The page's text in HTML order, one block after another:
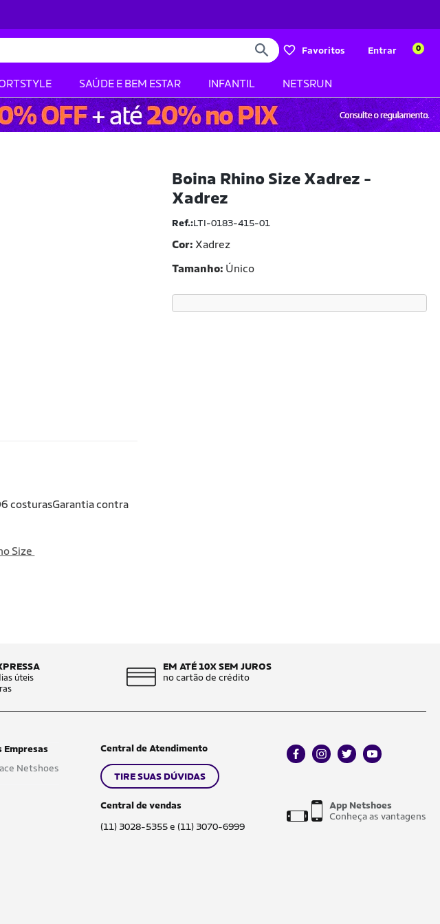
Favoritos Entrar 0
SAÚDE E BEM ESTAR INFANTIL NETSRUN
Boina Rhino Size Xadrez -
Xadrez
Ref.:LTI-0183-415-01
Cor: Xadrez
Tamanho Único
costurasGarantia contra
Size
úteis
EM ATÉ 10X SEM JUROS
no cartão de crédito
Empresas
Netshoes
Central de Atendimento
TIRE SUAS DÚVIDAS
Central de vendas
(11) 3028-5355 e (11) 3070-6999
facebookinstagram
twitteryoutube
App Netshoes
Conheça as vantagens